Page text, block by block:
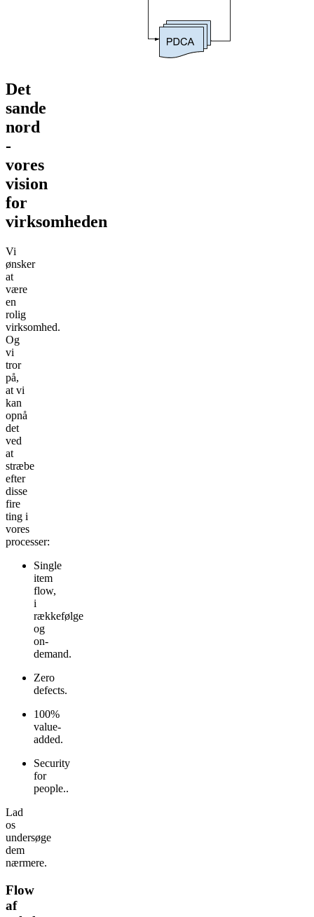
Det
sande
nord
-
vores
vision
for
virksomheden
Vi
ønsker
at
være
en
rolig
virksomhed.
Og
vi
tror
på,
at vi
kan
opnå
det
ved
at
stræbe
efter
disse
fire
ting i
vores
processer:
Single
item
flow,
i
rækkefølge
og
on-
demand.
Zero
defects.
100%
value-
added.
Security
for
people..
Lad
os
undersøge
dem
nærmere.
Flow
af